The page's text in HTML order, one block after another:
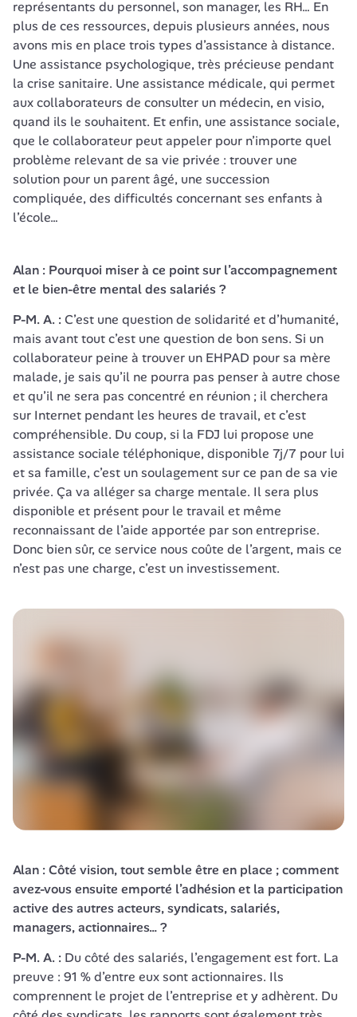
représentants du personnel, son manager, les RH… En
plus de ces ressources, depuis plusieurs années, nous
avons mis en place trois types d’assistance à distance.
Une assistance psychologique, très précieuse pendant
la crise sanitaire. Une assistance médicale, qui permet
aux collaborateurs de consulter un médecin, en visio,
quand ils le souhaitent. Et enfin, une assistance sociale,
que le collaborateur peut appeler pour n’importe quel
problème relevant de sa vie privée : trouver une
solution pour un parent âgé, une succession
compliquée, des difficultés concernant ses enfants à
l’école…
Alan : Pourquoi miser à ce point sur l’accompagnement
et le bien-être mental des salariés ?
P-M. A. : C’est une question de solidarité et d’humanité,
mais avant tout c’est une question de bon sens. Si un
collaborateur peine à trouver un EHPAD pour sa mère
malade, je sais qu’il ne pourra pas penser à autre chose
et qu’il ne sera pas concentré en réunion ; il cherchera
sur Internet pendant les heures de travail, et c’est
compréhensible. Du coup, si la FDJ lui propose une
assistance sociale téléphonique, disponible 7j/7 pour lui
et sa famille, c’est un soulagement sur ce pan de sa vie
privée. Ça va alléger sa charge mentale. Il sera plus
disponible et présent pour le travail et même
reconnaissant de l’aide apportée par son entreprise.
Donc bien sûr, ce service nous coûte de l’argent, mais ce
n’est pas une charge, c’est un investissement.
Alan : Côté vision, tout semble être en place ; comment
avez-vous ensuite emporté l’adhésion et la participation
active des autres acteurs, syndicats, salariés,
managers, actionnaires… ?
P-M. A. : Du côté des salariés, l’engagement est fort. La
preuve : 91 % d’entre eux sont actionnaires. Ils
comprennent le projet de l’entreprise et y adhèrent. Du